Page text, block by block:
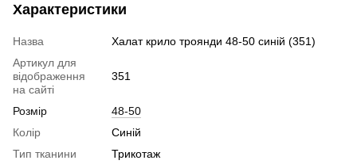
Характеристики
Назва
Халат крило троянди 48-50 синій (351)
Артикул для
відображення
на сайті
351
Розмір
48-50
Колір
Синій
Тип тканини
Трикотаж